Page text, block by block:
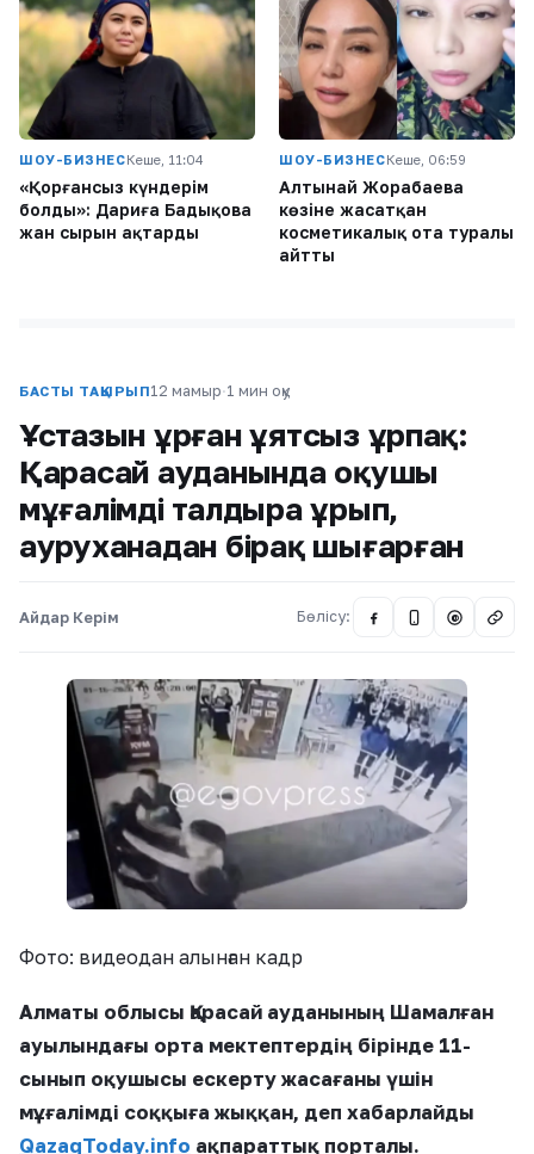
ШОУ-БИЗНЕСКеше, 11:04
«Қорғансыз күндерім
болды»: Дариға Бадықова
жан сырын ақтарды
ШОУ-БИЗНЕСКеше, 06:59
Алтынай Жорабаева
көзіне жасатқан
косметикалық ота туралы
айтты
БАСТЫ ТАҚЫРЫП12 мамыр·1 мин оқу
Ұстазын ұрған ұятсыз ұрпақ:
Қарасай ауданында оқушы
мұғалімді талдыра ұрып,
ауруханадан бірақ шығарған
Айдар Керім Бөлісу: @
Фото: видеодан алынған кадр
Алматы облысы Қарасай ауданының Шамалған
ауылындағы орта мектептердің бірінде 11-
сынып оқушысы ескерту жасағаны үшін
мұғалімді соққыға жыққан, деп хабарлайды
QazaqToday.info ақпараттық порталы.